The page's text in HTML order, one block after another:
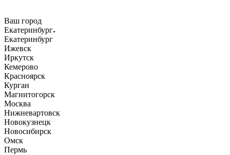
Ваш город
Екатеринбург
Екатеринбург
Ижевск
Иркутск
Кемерово
Красноярск
Курган
Магнитогорск
Москва
Нижневартовск
Новокузнецк
Новосибирск
Омск
Пермь